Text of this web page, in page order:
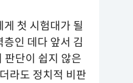
게 첫 시험대가 될
인 데다 앞서 김
판단이 쉽지 않은
라도 정치적 비판